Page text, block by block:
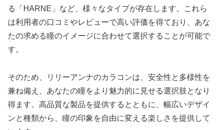
る「HARNE」など、様々なタイプが存在します。これら
は利用者の口コミやレビューで高い評価を得ており、あな
たの求める瞳のイメージに合わせて選択することが可能で
す。
そのため、リリーアンナのカラコンは、安全性と多様性を
兼ね備え、あなたの瞳をより魅力的に見せる選択肢となり
得ます。高品質な製品を提供するとともに、幅広いデザイ
ンと種類から、瞳の印象を自由に変える楽しさを提供して